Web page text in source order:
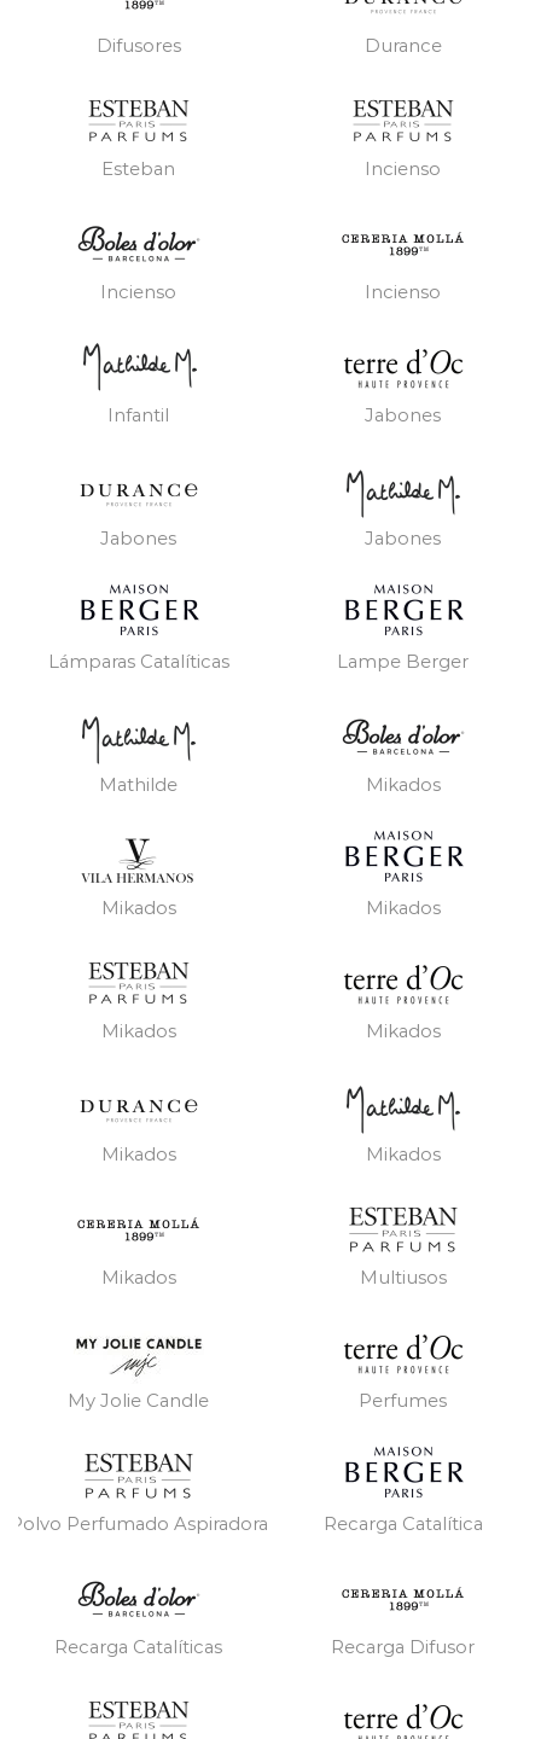
Difusores Durance
Esteban Incienso
Incienso Incienso
Infantil Jabones
Jabones Jabones
Lámparas Catalíticas Lampe Berger
Mathilde Mikados
Mikados Mikados
Mikados Mikados
Mikados Mikados
Mikados Multiusos
My Jolie Candle Perfumes
Polvo Perfumado Aspiradora Recarga Catalítica
Recarga Catalíticas Recarga Difusor